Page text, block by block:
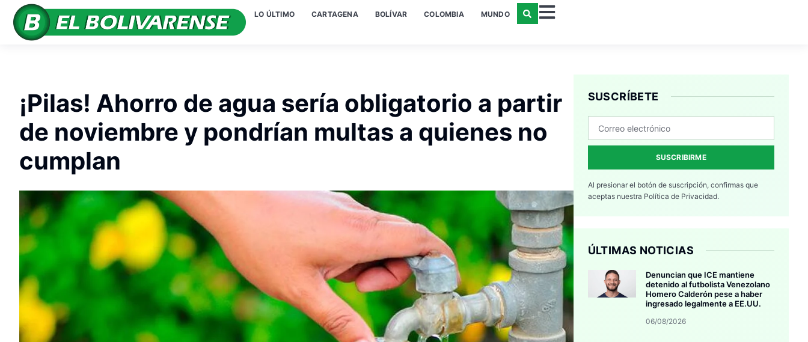
LO ÚLTIMO CARTAGENA BOLÍVAR COLOMBIA MUNDO
¡Pilas! Ahorro de agua sería obligatorio a partir
de noviembre y pondrían multas a quienes no
cumplan
SUSCRÍBETE
SUSCRIBIRME
Al presionar el botón de suscripción, confirmas que
aceptas nuestra Política de Privacidad.
ÚLTIMAS NOTICIAS
Denuncian que ICE mantiene
detenido al futbolista Venezolano
Homero Calderón pese a haber
ingresado legalmente a EE.UU.
06/08/2026